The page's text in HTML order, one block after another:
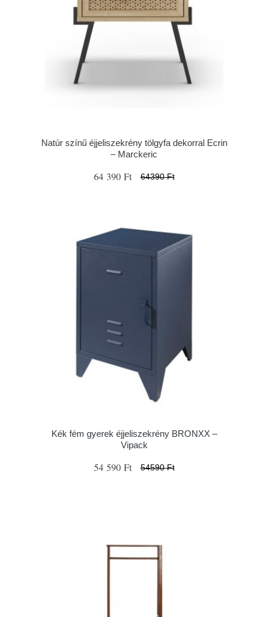
Natúr színű éjjeliszekrény tölgyfa dekorral Ecrin
– Marckeric
64 390 Ft 64390 Ft
Kék fém gyerek éjjeliszekrény BRONXX –
Vipack
54 590 Ft 54590 Ft